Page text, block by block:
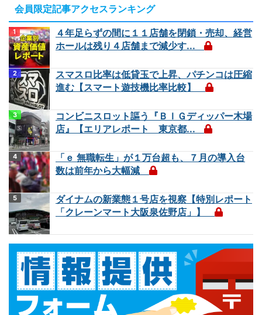
会員限定記事アクセスランキング
４年足らずの間に１１店舗を閉鎖・売却、経営
ホールは残り４店舗まで減少す...
スマスロ比率は低貸玉で上昇、パチンコは圧縮
進む【スマート遊技機比率比較】
コンビニスロット謳う『ＢＩＧディッパー木場
店』【エリアレポート 東京都...
「ｅ 無職転生」が１万台超も、７月の導入台
数は前年から大幅減
ダイナムの新業態１号店を視察【特別レポート
「クレーンマート大阪泉佐野店」】